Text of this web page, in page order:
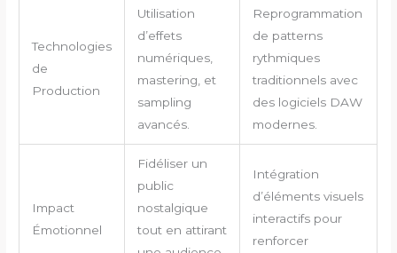
Technologies
de
Production
Utilisation
d’effets
numériques,
mastering, et
sampling
avancés.
Reprogrammation
de patterns
rythmiques
traditionnels avec
des logiciels DAW
modernes.
Impact
Émotionnel
Fidéliser un
public
nostalgique
tout en attirant
Intégration
d’éléments visuels
interactifs pour
renforcer